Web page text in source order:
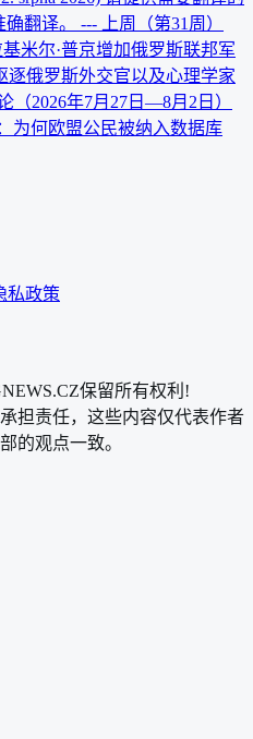
翻译。 --- 上周（第31周）
米尔·普京增加俄罗斯联邦军
逐俄罗斯外交官以及心理学家
（2026年7月27日—8月2日）
为何欧盟公民被纳入数据库
私政策
保留所有权利!
担责任，这些内容仅代表作者
的观点一致。